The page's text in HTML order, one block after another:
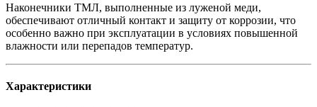
Наконечники ТМЛ, выполненные из луженой меди,
обеспечивают отличный контакт и защиту от коррозии, что
особенно важно при эксплуатации в условиях повышенной
влажности или перепадов температур.
Характеристики